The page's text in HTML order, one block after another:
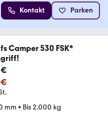
Kontakt Parken
Camper 530 FSK*
€
€
mm • Bis 2.000 kg